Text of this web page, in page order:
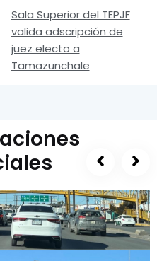
Sala Superior del TEPJF
valida adscripción de
juez electo a
Tamazunchale